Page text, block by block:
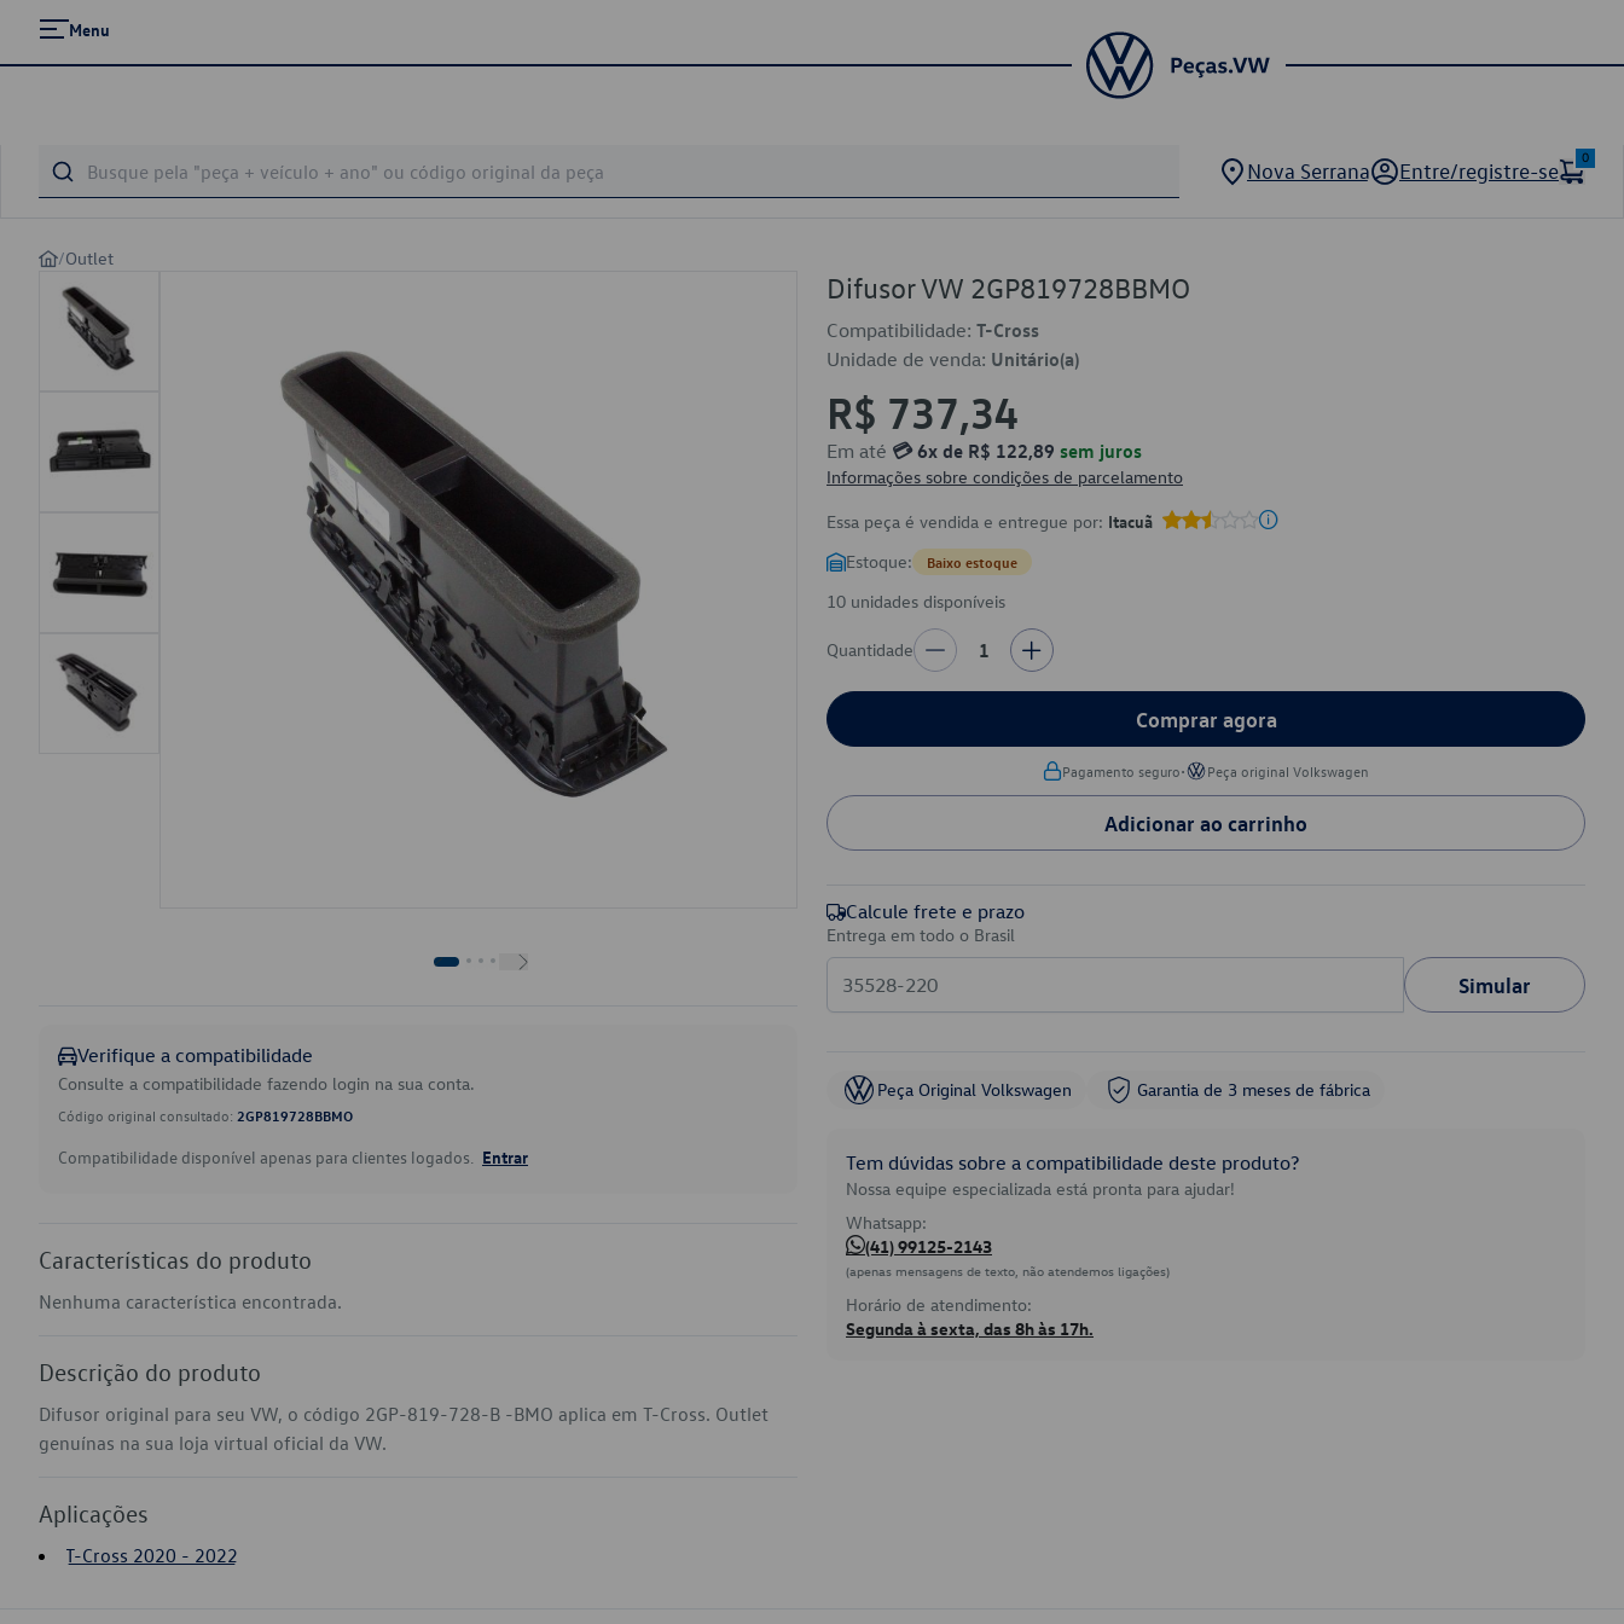
Menu
Nova Serrana Entre/registre-se
0
/Outlet
Verifique a compatibilidade
Consulte a compatibilidade fazendo login na sua conta.
Código original consultado: 2GP819728BBMO
Compatibilidade disponível apenas para clientes logados. Entrar
Características do produto
Nenhuma característica encontrada.
Descrição do produto
Difusor original para seu VW, o código 2GP-819-728-B -BMO aplica em T-Cross. Outlet
genuínas na sua loja virtual oficial da VW.
Aplicações
T-Cross 2020 - 2022
Difusor VW 2GP819728BBMO
Compatibilidade: T-Cross
Unidade de venda: Unitário(a)
R$ 737,34
Em até 💳 6x de R$ 122,89 sem juros
Informações sobre condições de parcelamento
Essa peça é vendida e entregue por: Itacuã
Estoque: Baixo estoque
10 unidades disponíveis
Quantidade 1
Comprar agora
Pagamento seguro• Peça original Volkswagen
Adicionar ao carrinho
Calcule frete e prazo
Entrega em todo o Brasil
Simular
Peça Original Volkswagen Garantia de 3 meses de fábrica
Tem dúvidas sobre a compatibilidade deste produto?
Nossa equipe especializada está pronta para ajudar!
Whatsapp:
(41) 99125-2143
(apenas mensagens de texto, não atendemos ligações)
Horário de atendimento:
Segunda à sexta, das 8h às 17h.